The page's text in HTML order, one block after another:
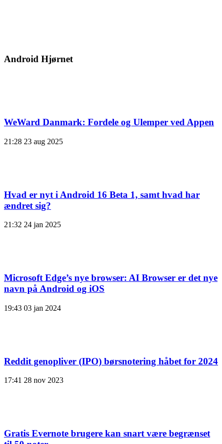
Android Hjørnet
WeWard Danmark: Fordele og Ulemper ved Appen
21:28 23 aug 2025
Hvad er nyt i Android 16 Beta 1, samt hvad har
ændret sig?
21:32 24 jan 2025
Microsoft Edge’s nye browser: AI Browser er det nye
navn på Android og iOS
19:43 03 jan 2024
Reddit genopliver (IPO) børsnotering håbet for 2024
17:41 28 nov 2023
Gratis Evernote brugere kan snart være begrænset